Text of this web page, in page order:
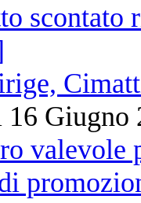
Giugno